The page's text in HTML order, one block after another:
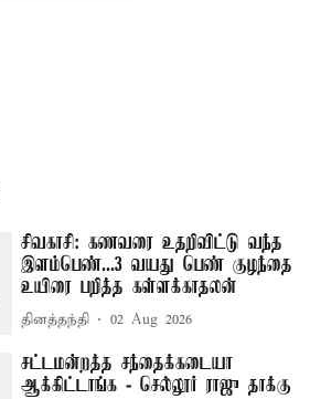
சிவகாசி: கணவரை உதறிவிட்டு வந்த
இளம்பெண்...3 வயது பெண் குழந்தை
உயிரை பறித்த கள்ளக்காதலன்
தினத்தந்தி 02 Aug 2026
சட்டமன்றத்த சந்தைக்கடையா
ஆக்கிட்டாங்க - செல்லூர் ராஜு தாக்கு